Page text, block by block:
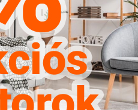
4.567Ft
Ugrás a
boltba
Részletek
Butor1.hu